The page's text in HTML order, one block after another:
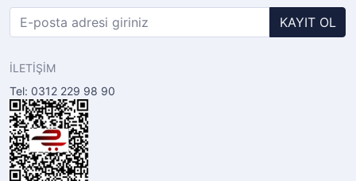
KAYIT OL
İLETİŞİM
Tel: 0312 229 98 90